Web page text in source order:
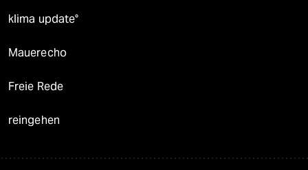
klima update°
Mauerecho
Freie Rede
reingehen